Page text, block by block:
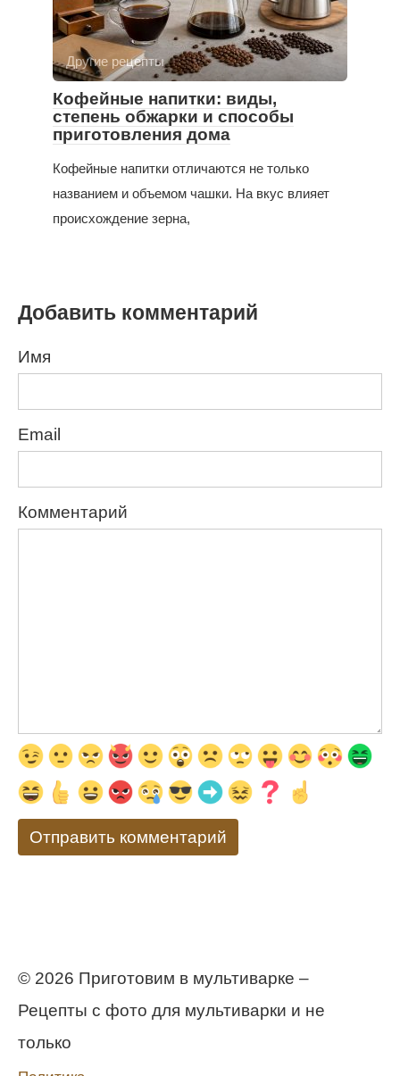
Другие рецепты
Кофейные напитки: виды,
степень обжарки и способы
приготовления дома
Кофейные напитки отличаются не только
названием и объемом чашки. На вкус влияет
происхождение зерна,
Добавить комментарий
Имя
Email
Комментарий
© 2026 Приготовим в мультиварке –
Рецепты с фото для мультиварки и не
только